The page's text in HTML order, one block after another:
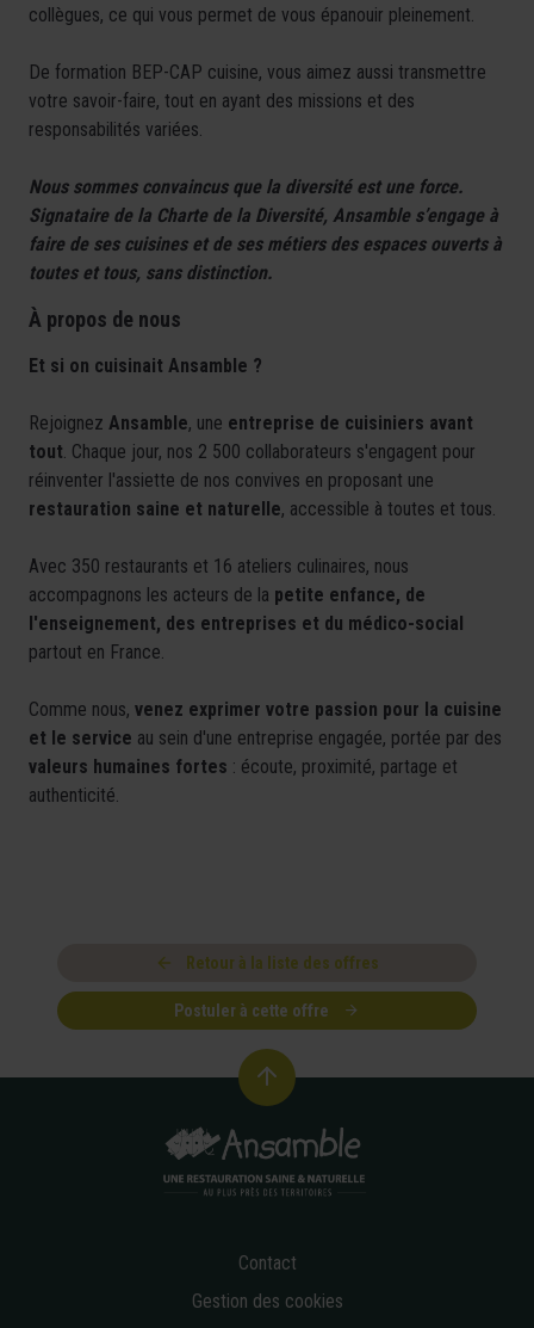
collègues, ce qui vous permet de vous épanouir pleinement.
De formation BEP-CAP cuisine, vous aimez aussi transmettre
votre savoir-faire, tout en ayant des missions et des
responsabilités variées.
Nous sommes convaincus que la diversité est une force.
Signataire de la Charte de la Diversité, Ansamble s’engage à
faire de ses cuisines et de ses métiers des espaces ouverts à
toutes et tous, sans distinction.
À propos de nous
Et si on cuisinait Ansamble ?
Rejoignez Ansamble, une entreprise de cuisiniers avant
tout. Chaque jour, nos 2 500 collaborateurs s'engagent pour
réinventer l'assiette de nos convives en proposant une
restauration saine et naturelle, accessible à toutes et tous.
Avec 350 restaurants et 16 ateliers culinaires, nous
accompagnons les acteurs de la petite enfance, de
l'enseignement, des entreprises et du médico-social
partout en France.
Comme nous, venez exprimer votre passion pour la cuisine
et le service au sein d'une entreprise engagée, portée par des
valeurs humaines fortes : écoute, proximité, partage et
authenticité.
Retour à la liste des offres
Postuler à cette offre
Contact
Gestion des cookies